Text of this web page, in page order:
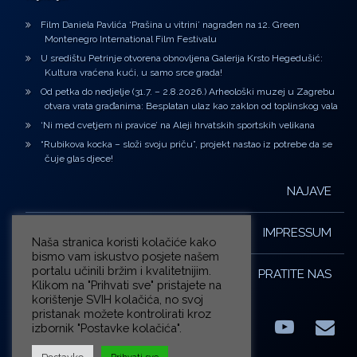
Film Daniela Pavlića ‘Prašina u vitrini’ nagrađen na 12. Green
Montenegro International Film Festivalu
U središtu Petrinje otvorena obnovljena Galerija Krsto Hegedušić:
Kultura vraćena kući, u samo srce grada!
Od petka do nedjelje (31.7. – 2.8.2026.) Arheološki muzej u Zagrebu
otvara vrata građanima: Besplatan ulaz kao zaklon od toplinskog vala
‘Ni med cvetjem ni pravice’ na Aleji hrvatskih sportskih velikana
“Rubikova kocka – složi svoju priču”, projekt nastao iz potrebe da se
čuje glas djece!
NAJAVE
IMPRESSUM
PRATITE NAS
FacebookLinkedIn E-
Naša stranica koristi kolačiće kako
bismo vam iskustvo posjete našem
portalu učinili bržim i kvalitetnijim.
Klikom na "Prihvati sve" pristajete na
korištenje SVIH kolačića, no svoj
pristanak možete kontrolirati kroz
izbornik "Postavke kolačića".